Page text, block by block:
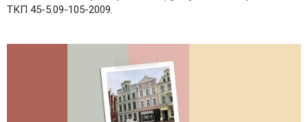
ТКП 45-5.09-105-2009.